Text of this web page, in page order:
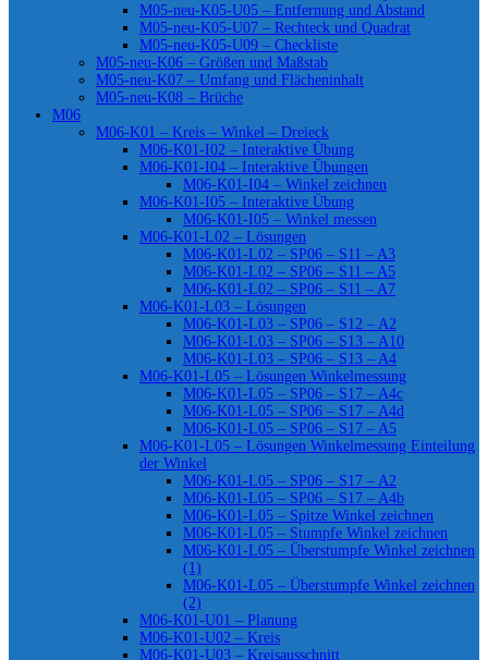
M05-neu-K05-U05 – Entfernung und Abstand
M05-neu-K05-U07 – Rechteck und Quadrat
M05-neu-K05-U09 – Checkliste
M05-neu-K06 – Größen und Maßstab
M05-neu-K07 – Umfang und Flächeninhalt
M05-neu-K08 – Brüche
M06
M06-K01 – Kreis – Winkel – Dreieck
M06-K01-I02 – Interaktive Übung
M06-K01-I04 – Interaktive Übungen
M06-K01-I04 – Winkel zeichnen
M06-K01-I05 – Interaktive Übung
M06-K01-I05 – Winkel messen
M06-K01-L02 – Lösungen
M06-K01-L02 – SP06 – S11 – A3
M06-K01-L02 – SP06 – S11 – A5
M06-K01-L02 – SP06 – S11 – A7
M06-K01-L03 – Lösungen
M06-K01-L03 – SP06 – S12 – A2
M06-K01-L03 – SP06 – S13 – A10
M06-K01-L03 – SP06 – S13 – A4
M06-K01-L05 – Lösungen Winkelmessung
M06-K01-L05 – SP06 – S17 – A4c
M06-K01-L05 – SP06 – S17 – A4d
M06-K01-L05 – SP06 – S17 – A5
M06-K01-L05 – Lösungen Winkelmessung Einteilung
der Winkel
M06-K01-L05 – SP06 – S17 – A2
M06-K01-L05 – SP06 – S17 – A4b
M06-K01-L05 – Spitze Winkel zeichnen
M06-K01-L05 – Stumpfe Winkel zeichnen
M06-K01-L05 – Überstumpfe Winkel zeichnen
(1)
M06-K01-L05 – Überstumpfe Winkel zeichnen
(2)
M06-K01-U01 – Planung
M06-K01-U02 – Kreis
M06-K01-U03 – Kreisausschnitt